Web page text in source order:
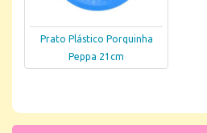
Prato Plástico Porquinha
Peppa 21cm